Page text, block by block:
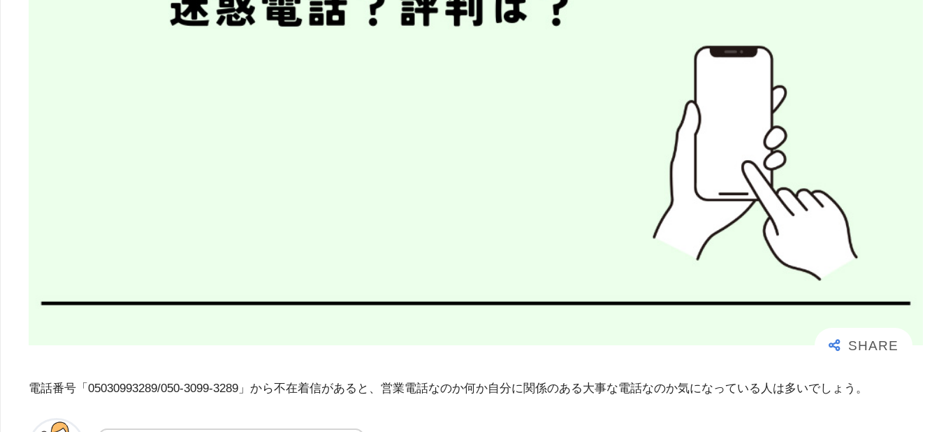
電話番号「05030993289/050-3099-3289」から不在着信があると、営業電話なのか何か自分に関係のある大事な電話なのか気になっている人は多いでしょう。